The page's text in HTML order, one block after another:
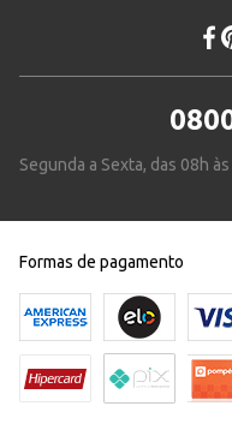
Segunda a Sexta, das 08h
Formas de pagamento